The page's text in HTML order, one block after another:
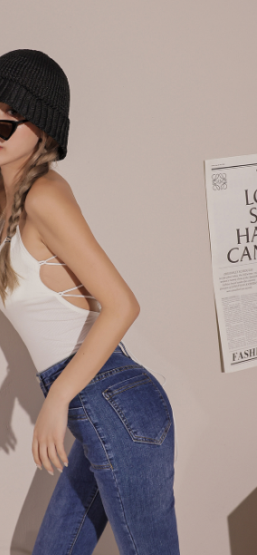
selepas kitaran bil bulanan.
pautan dalam SMS, anda boleh
anda melalui salah satu saluran berikut: kod
runcit Taiwan Mobile, pemindahan bank,
oleh Taiwan Mobile Co., Ltd. (“Syarikat”),
membeli barangan atau perkhidmatan
masa transaksi. Hasil daripada pembelian
akan dipindahkan oleh peniaga kepada
membuat pembayaran mengikut
bil Syarikat.
kontrak yang terjalin melalui persetujuan
peniaga akan memberikan maklumat peribadi
telefon, atau alamat) kepada Syarikat bagi
dan penggunaan data yang
ansuran, termasuk pengesahan,
penuh, sila rujuk pautan berikut:
" target="_blank" class="link revert-
Ansuran Gogo】
oleh Taiwan Mobile, pengguna telefon
tanpa perlu memohon lagi.
peribadi, tidak terbuka untuk syarikat
tempoh pembayaran (cth.: produk
mungkin mengambil masa yang lebih
itu, anda dikehendaki membuat pembayaran
sama ada anda menerima pesanan.
pengguna kali pertama boleh sehingga
sebenar yang diluluskan akan berdasarkan
oleh AFTEE.
mestilah lebih besar daripada NT$20.
untuk ahli Taiwan.
Sekarang Bayar Kemudian disediakan oleh NP
membuat bil kepada pengguna. AFTEE
yang dikumpul (termasuk nama
penerima, no. telefon, alamat penerima) untuk
Sila rujuk kepada "Penyata Pengumpulan
Penggunaan"
) untuk maklumat lanjut.
pengguna kali pertama yang lulus
Jika pengguna tidak membuat
tersebut, yuran pembayaran lewat sebanyak
Pengguna bawah umur dikehendaki
ibu bapa atau penjaga yang sah
di cs_tw@netprotections.co.jp
jika anda
mengenai pemprosesan dan
Jika anda tidak bersetuju dengan data
percuma untuk pesanan
percuma untuk pesanan
percuma untuk pesanan
Kadar Penghantaran